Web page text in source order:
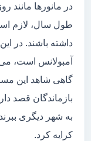
در مانور‌ها مانند
طول سال، لازم
داشته باشند. در
آمبولانس است،
گاهی شاهد این
بازماندگان قصد
به شهر دیگری
کرایه کرد.